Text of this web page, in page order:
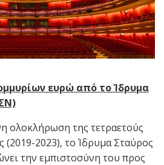
ευρώ από το Ίδρυμα
ολοκλήρωση της τετραετούς
(2019-2023), το Ίδρυμα Σταύρος
την εμπιστοσύνη του προς